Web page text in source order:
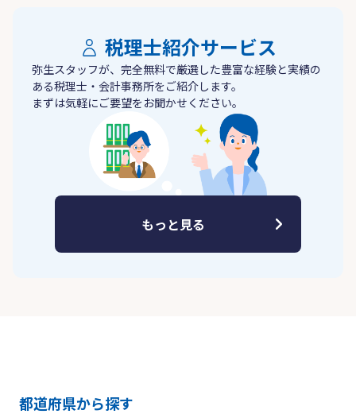
税理士紹介サービス
弥生スタッフが、完全無料で厳選した豊富な経験と実績の
ある税理士・会計事務所をご紹介します。
まずは気軽にご要望をお聞かせください。
もっと見る
都道府県から探す